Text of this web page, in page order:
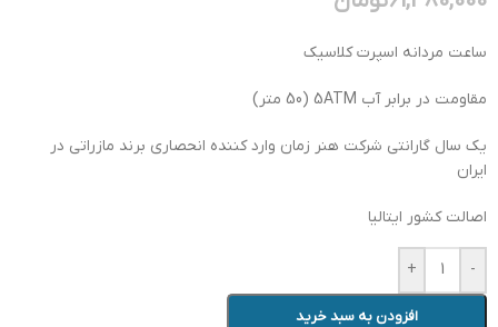
ساعت مردانه اسپرت کلاسیک
مقاومت در برابر آب 5ATM (50 متر)
یک سال گارانتی شرکت هنر زمان وارد کننده انحصاری برند مازراتی در
ایران
اصالت کشور ایتالیا
-
+
افزودن به سبد خرید